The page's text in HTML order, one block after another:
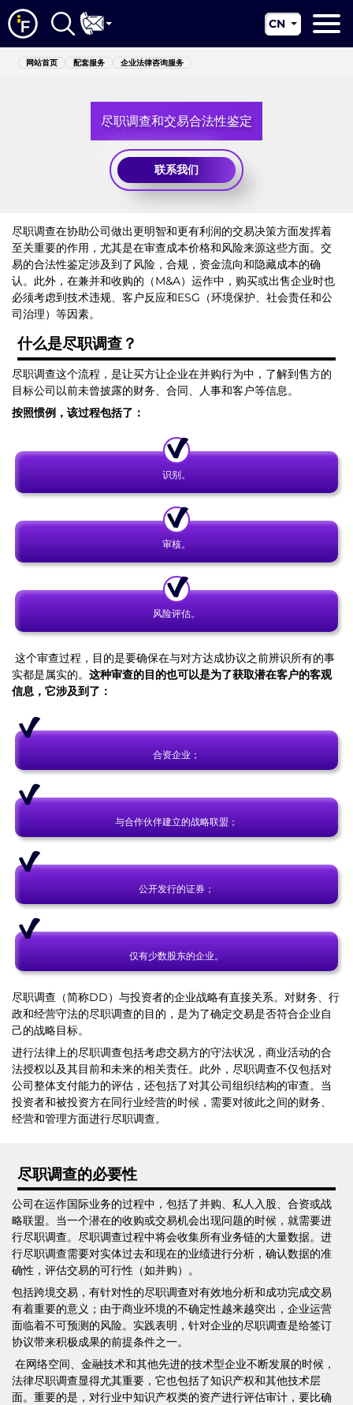
配套服务
新闻资讯
管辖区
联系我们
CN
EN
网站首页 配套服务 企业法律咨询服务
尽职调查和交易合法性鉴定
联系我们
尽职调查在协助公司做出更明智和更有利润的交易决策方面发挥着
至关重要的作用，尤其是在审查成本价格和风险来源这些方面。交
易的合法性鉴定涉及到了风险，合规，资金流向和隐藏成本的确
认。此外，在兼并和收购的（M&A）运作中，购买或出售企业时也
必须考虑到技术违规、客户反应和ESG（环境保护、社会责任和公
司治理）等因素。
什么是尽职调查？
尽职调查这个流程，是让买方让企业在并购行为中，了解到售方的
目标公司以前未曾披露的财务、合同、人事和客户等信息。
按照惯例，该过程包括了：
识别。
审核。
风险评估。
这个审查过程，目的是要确保在与对方达成协议之前辨识所有的事
实都是属实的。 这种审查的目的也可以是为了获取潜在客户的客观
信息，它涉及到了：
合资企业；
与合作伙伴建立的战略联盟；
公开发行的证券；
仅有少数股东的企业。
尽职调查（简称DD）与投资者的企业战略有直接关系。对财务、行
政和经营守法的尽职调查的目的，是为了确定交易是否符合企业自
己的战略目标。
进行法律上的尽职调查包括考虑交易方的守法状况，商业活动的合
法授权以及其目前和未来的相关责任。此外，尽职调查不仅包括对
公司整体支付能力的评估，还包括了对其公司组织结构的审查。当
投资者和被投资方在同行业经营的时候，需要对彼此之间的财务、
经营和管理方面进行尽职调查。
尽职调查的必要性
公司在运作国际业务的过程中，包括了并购、私人入股、合资或战
略联盟。当一个潜在的收购或交易机会出现问题的时候，就需要进
行尽职调查。尽职调查过程中将会收集所有业务链的大量数据。进
行尽职调查需要对实体过去和现在的业绩进行分析，确认数据的准
确性，评估交易的可行性（如并购）。
包括跨境交易，有针对性的尽职调查对有效地分析和成功完成交易
有着重要的意义；由于商业环境的不确定性越来越突出，企业运营
面临着不可预测的风险。实践表明，针对企业的尽职调查是给签订
协议带来积极成果的前提条件之一。
在网络空间、金融技术和其他先进的技术型企业不断发展的时候，
法律尽职调查显得尤其重要，它也包括了知识产权和其他技术层
面。重要的是，对行业中知识产权类的资产进行评估审计，要比确